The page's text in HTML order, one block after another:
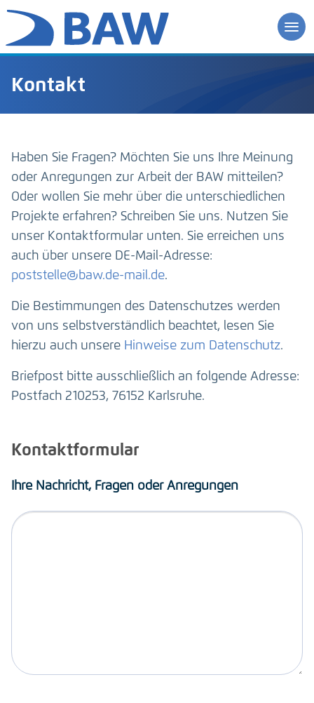
Kontakt
Haben Sie Fragen? Möchten Sie uns Ihre Meinung
oder Anregungen zur Arbeit der BAW mitteilen?
Oder wollen Sie mehr über die unterschiedlichen
Projekte erfahren? Schreiben Sie uns. Nutzen Sie
unser Kontaktformular unten. Sie erreichen uns
auch über unsere DE-Mail-Adresse:
poststelle@baw.de-mail.de.
Die Bestimmungen des Datenschutzes werden
von uns selbstverständlich beachtet, lesen Sie
hierzu auch unsere Hinweise zum Datenschutz.
Briefpost bitte ausschließlich an folgende Adresse:
Postfach 210253, 76152 Karlsruhe.
Kontaktformular
Ihre Nachricht, Fragen oder Anregungen